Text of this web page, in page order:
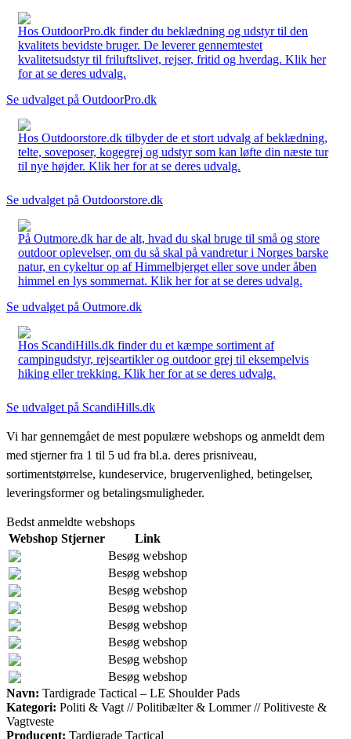
Hos OutdoorPro.dk finder du beklædning og udstyr til den
kvalitets bevidste bruger. De leverer gennemtestet
kvalitetsudstyr til friluftslivet, rejser, fritid og hverdag. Klik her
for at se deres udvalg.
Se udvalget på OutdoorPro.dk
Hos Outdoorstore.dk tilbyder de et stort udvalg af beklædning,
telte, soveposer, kogegrej og udstyr som kan løfte din næste tur
til nye højder. Klik her for at se deres udvalg.
Se udvalget på Outdoorstore.dk
På Outmore.dk har de alt, hvad du skal bruge til små og store
outdoor oplevelser, om du så skal på vandretur i Norges barske
natur, en cykeltur op af Himmelbjerget eller sove under åben
himmel en lys sommernat. Klik her for at se deres udvalg.
Se udvalget på Outmore.dk
Hos ScandiHills.dk finder du et kæmpe sortiment af
campingudstyr, rejseartikler og outdoor grej til eksempelvis
hiking eller trekking. Klik her for at se deres udvalg.
Se udvalget på ScandiHills.dk
Vi har gennemgået de mest populære webshops og anmeldt dem
med stjerner fra 1 til 5 ud fra bl.a. deres prisniveau,
sortimentstørrelse, kundeservice, brugervenlighed, betingelser,
leveringsformer og betalingsmuligheder.
Bedst anmeldte webshops
Webshop Stjerner
Link
Besøg webshop
Besøg webshop
Besøg webshop
Besøg webshop
Besøg webshop
Besøg webshop
Besøg webshop
Besøg webshop
Navn: Tardigrade Tactical – LE Shoulder Pads
Kategori: Politi & Vagt // Politibælter & Lommer // Politiveste &
Vagtveste
Producent: Tardigrade Tactical